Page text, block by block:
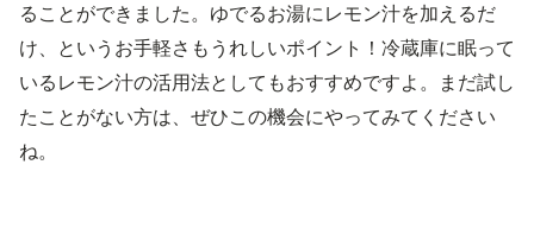
ることができました。ゆでるお湯にレモン汁を加えるだ
け、というお手軽さもうれしいポイント！冷蔵庫に眠って
いるレモン汁の活用法としてもおすすめですよ。まだ試し
たことがない方は、ぜひこの機会にやってみてください
ね。